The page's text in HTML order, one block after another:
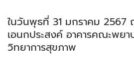
ในวันพุธที่ 31 มกราคม 2567
เอนกประสงค์ อาคารคณะพยา
วิทยาการสุขภาพ